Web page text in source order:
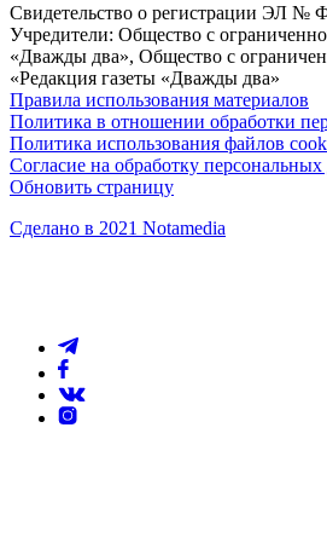
Свидетельство о регистрации ЭЛ №
Учредители: Общество с
«Дважды два», Общество с
«Редакция газеты «Дважды два»
Правила использования материалов
Политика в отношении обработки
Политика использования файлов
Согласие на обработку
Обновить страницу
Сделано в 2021 Notamedia